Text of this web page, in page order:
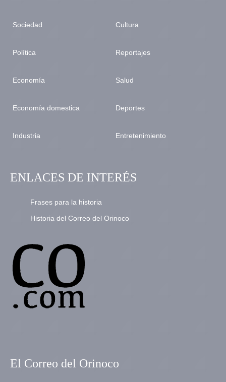
Sociedad
Política
Economía
Economía domestica
Industria
Cultura
Reportajes
Salud
Deportes
Entretenimiento
ENLACES DE INTERÉS
Frases para la historia
Historia del Correo del Orinoco
El Correo del Orinoco